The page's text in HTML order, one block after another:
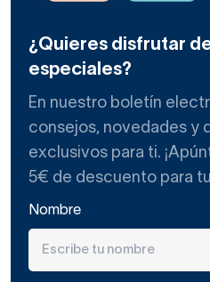
¿Quieres disfrutar
especiales?
En nuestro boletín
consejos, novedades y
exclusivos para ti.
5€ de descuento para
Nombre